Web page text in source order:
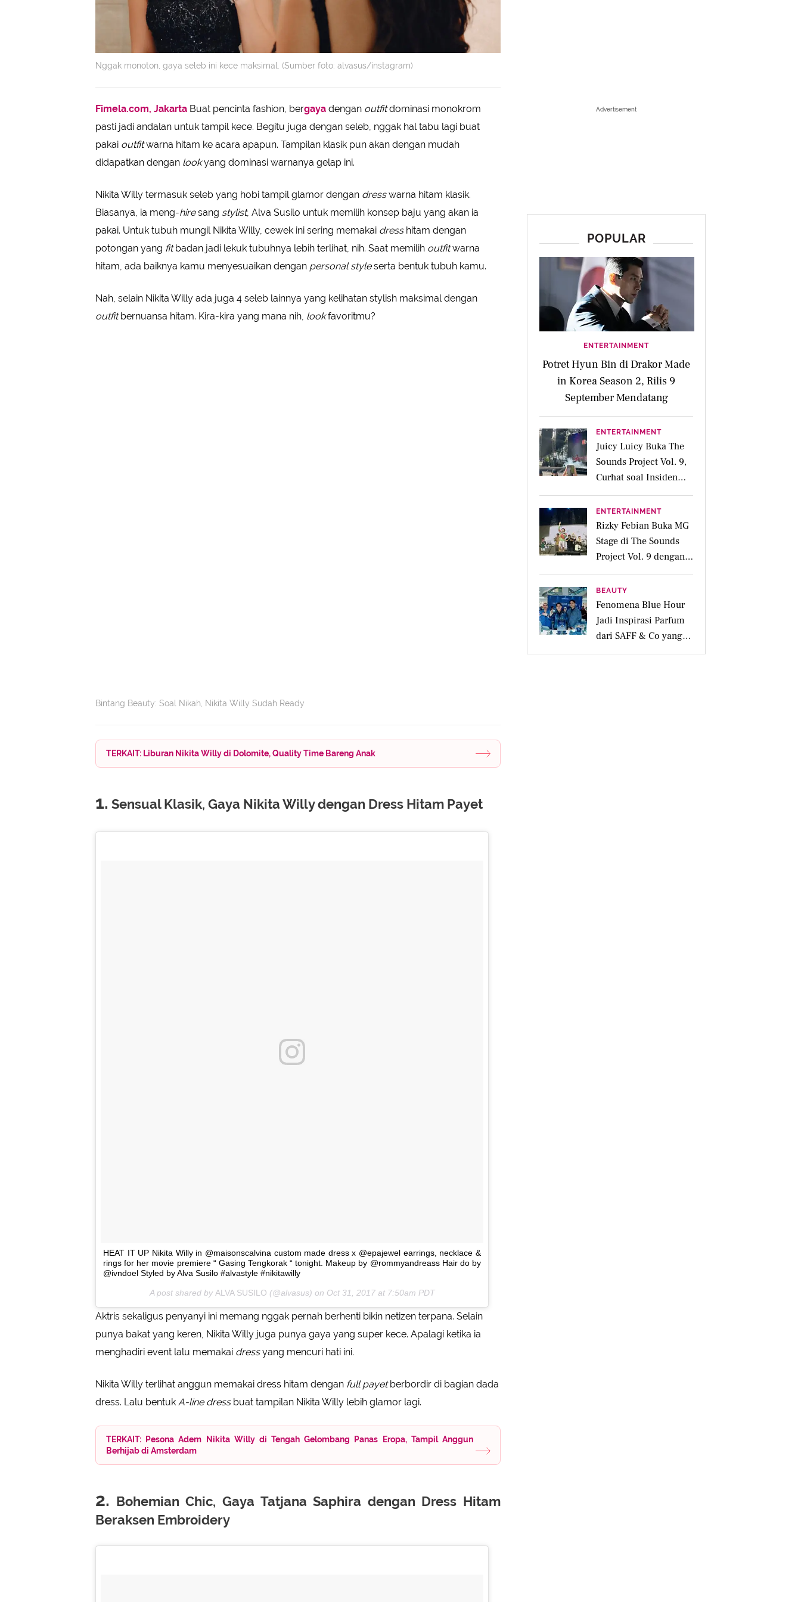
Nggak monoton, gaya seleb ini kece maksimal. (Sumber foto: alvasus/instagram)
Fimela.com, Jakarta Buat pencinta fashion, bergaya dengan outfitdominasi monokrom
pasti jadi andalan untuk tampil kece. Begitu juga dengan seleb, nggak hal tabu lagi buat
pakai outfitwarna hitam ke acara apapun. Tampilan klasik pun akan dengan mudah
didapatkan dengan lookyang dominasi warnanya gelap ini.
Nikita Willy termasuk seleb yang hobi tampil glamor dengan dresswarna hitam klasik.
Biasanya, ia meng-hiresang stylist, Alva Susilo untuk memilih konsep baju yang akan ia
pakai. Untuk tubuh mungil Nikita Willy, cewek ini sering memakai dresshitam dengan
potongan yang fitbadan jadi lekuk tubuhnya lebih terlihat, nih. Saat memilih outfitwarna
hitam, ada baiknya kamu menyesuaikan dengan personal styleserta bentuk tubuh kamu.
Nah, selain Nikita Willy ada juga 4 seleb lainnya yang kelihatan stylish maksimal dengan
outfitbernuansa hitam. Kira-kira yang mana nih, lookfavoritmu?
Bintang Beauty: Soal Nikah, Nikita Willy Sudah Ready
TERKAIT: Liburan Nikita Willy di Dolomite, Quality Time Bareng Anak
1. Sensual Klasik, Gaya Nikita Willy dengan Dress Hitam Payet
HEAT IT UP Nikita Willy in @maisonscalvina custom made dress x @epajewel earrings, necklace &
rings for her movie premiere “ Gasing Tengkorak “ tonight. Makeup by @rommyandreass Hair do by
@ivndoel Styled by Alva Susilo #alvastyle #nikitawilly
A post shared by ALVA SUSILO (@alvasus) on Oct 31, 2017 at 7:50am PDT
Aktris sekaligus penyanyi ini memang nggak pernah berhenti bikin netizen terpana. Selain
punya bakat yang keren, Nikita Willy juga punya gaya yang super kece. Apalagi ketika ia
menghadiri event lalu memakai dressyang mencuri hati ini.
Nikita Willy terlihat anggun memakai dress hitam dengan full payetberbordir di bagian dada
dress. Lalu bentuk A-line dressbuat tampilan Nikita Willy lebih glamor lagi.
TERKAIT: Pesona Adem Nikita Willy di Tengah Gelombang Panas Eropa, Tampil Anggun
Berhijab di Amsterdam
2. Bohemian Chic, Gaya Tatjana Saphira dengan Dress Hitam
Beraksen Embroidery
Advertisement
POPULAR
ENTERTAINMENT
Potret Hyun Bin di Drakor Made
in Korea Season 2, Rilis 9
September Mendatang
ENTERTAINMENT
Juicy Luicy Buka The
Sounds Project Vol. 9,
Curhat soal Insiden
Salah Kostum
ENTERTAINMENT
Rizky Febian Buka MG
Stage di The Sounds
Project Vol. 9 dengan
Deretan Hitsnya
BEAUTY
Fenomena Blue Hour
Jadi Inspirasi Parfum
dari SAFF & Co yang
Beraroma Hangat dan